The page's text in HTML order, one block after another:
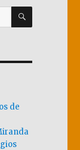
BUSCAR
de